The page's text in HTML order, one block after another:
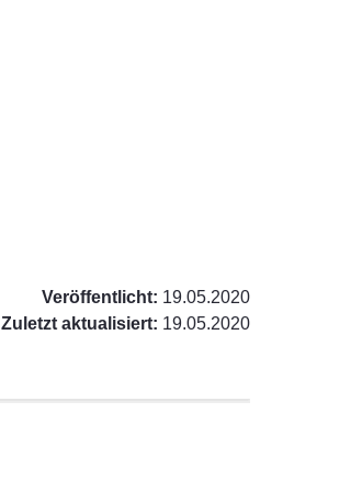
Veröffentlicht: 19.05.2020
Zuletzt aktualisiert: 19.05.2020